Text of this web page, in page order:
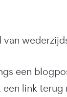
een
link terug